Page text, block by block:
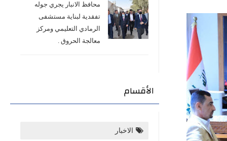
محافظ الانبار يجري جوله
تفقدية لبناية مستشفى
الرمادي التعليمي ومركز
معالجة الحروق .
الأقسام
الاخبار